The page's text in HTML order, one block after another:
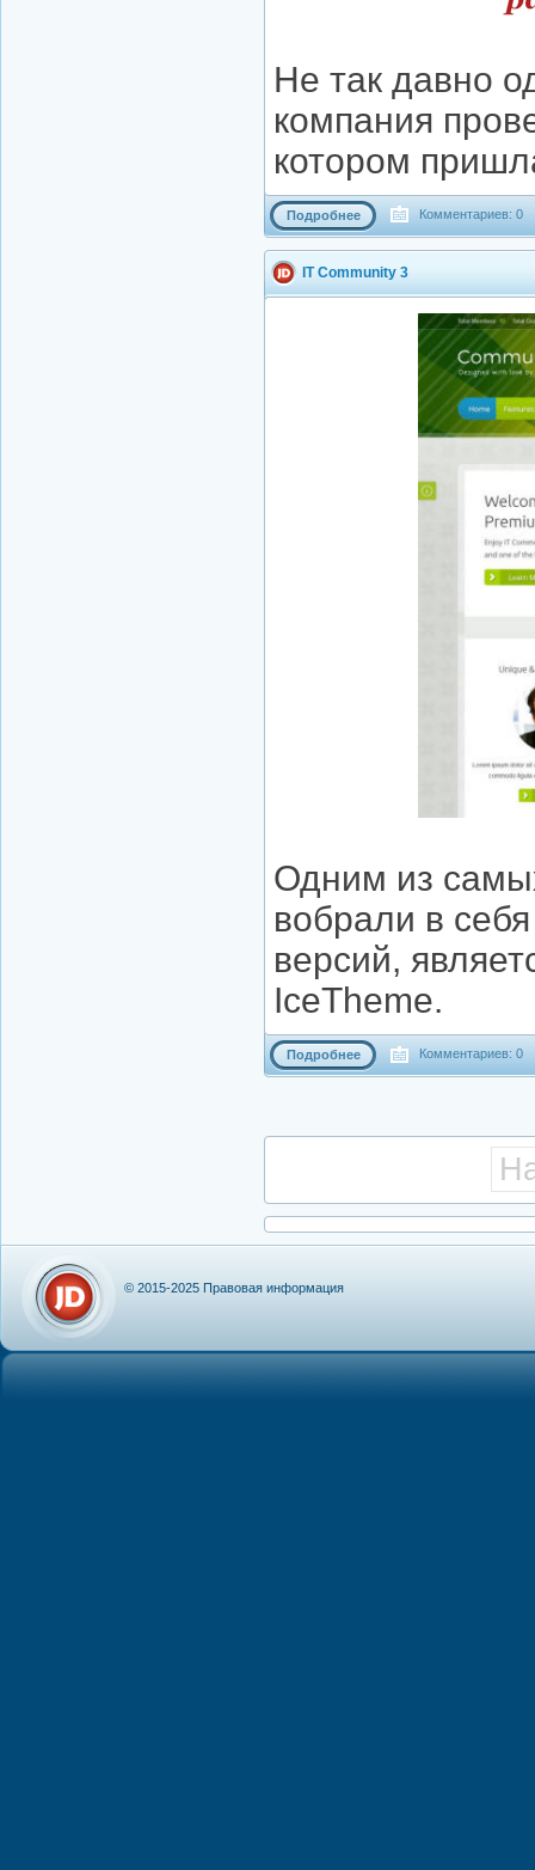
Не так давно
компания
котором
Подробнее Комментариев: 0
IT Community 3
Одним из
вобрали в
версий,
IceTheme.
Подробнее Комментариев: 0
© 2015-2025 Правовая информация